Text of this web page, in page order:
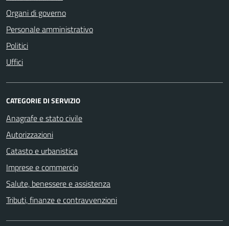
Organi di governo
Personale amministrativo
Politici
Uffici
CATEGORIE DI SERVIZIO
Anagrafe e stato civile
Autorizzazioni
Catasto e urbanistica
Imprese e commercio
Salute, benessere e assistenza
Tributi, finanze e contravvenzioni